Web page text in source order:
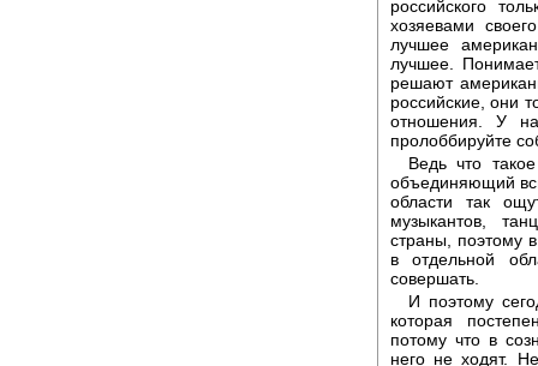
российского
хозяевами
лучшее
лучшее.
решают
российские, они
отношения. У
пролоббируйте
Ведь что
объединяющий
области так
музыкантов,
страны, поэтому
в отдельной
совершать.
И поэтому
которая
потому что в
него не ходят.